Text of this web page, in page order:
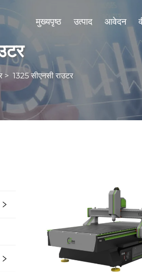
मुख्यपृष्ठ उत्पाद आवेदन
> 1325 सीएनसी राउटर